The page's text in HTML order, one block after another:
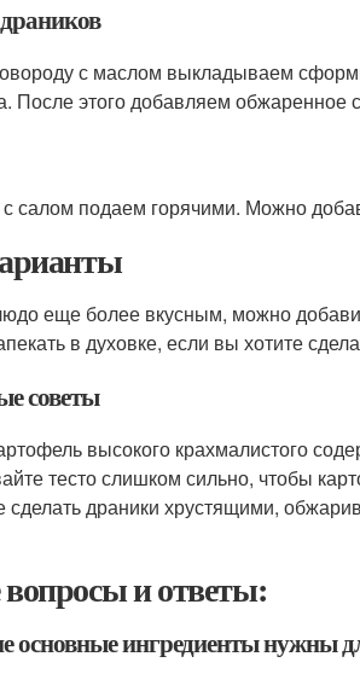
с маслом выкладываем
После этого добавляем
салом подаем горячими. Можно
еще более вкусным, можно
в духовке, если вы хотите
советы
высокого крахмалистого
тесто слишком сильно, чтобы
сделать драники хрустящими,
и ответы:
основные ингредиенты нужны